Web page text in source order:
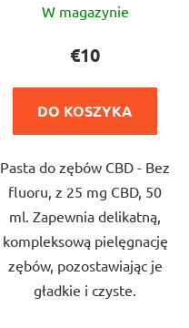
ocena
4,7
na
gwiazdek.
W magazynie
€10
DO KOSZYKA
Pasta do zębów CBD - Bez
fluoru, z 25 mg CBD, 50
ml. Zapewnia delikatną,
kompleksową pielęgnację
zębów, pozostawiając je
gładkie i czyste.